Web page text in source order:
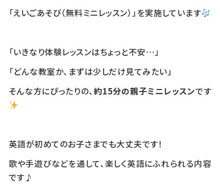
「えいごあそび（無料ミニレッスン）」を実施しています
「いきなり体験レッスンはちょっと不安…」
「どんな教室か、まずは少しだけ見てみたい」
そんな方にぴったりの、約15分の親子ミニレッスンです
英語が初めてのお子さまでも大丈夫です！
歌や手遊びなどを通して、楽しく英語にふれられる内容
です♪